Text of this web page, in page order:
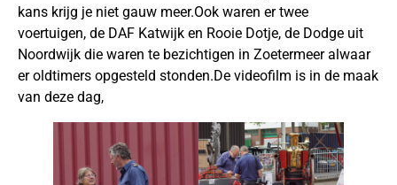
kans krijg je niet gauw meer.Ook waren er twee
voertuigen, de DAF Katwijk en Rooie Dotje, de Dodge uit
Noordwijk die waren te bezichtigen in Zoetermeer alwaar
er oldtimers opgesteld stonden.De videofilm is in de maak
van deze dag,